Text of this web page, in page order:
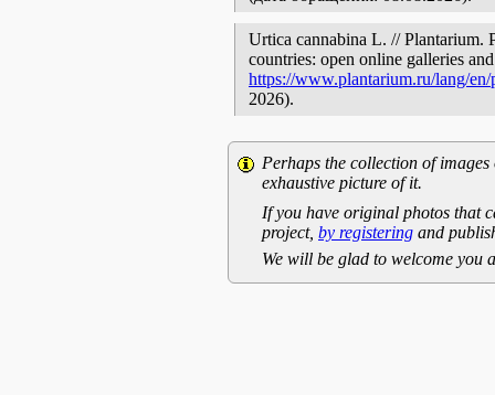
Urtica cannabina L. // Plantarium.
countries: open online galleries
https://www.plantarium.ru/lang/
2026).
Perhaps the collection of
exhaustive picture of it.
If you have original photos that
project, by registering and
We will be glad to welcome